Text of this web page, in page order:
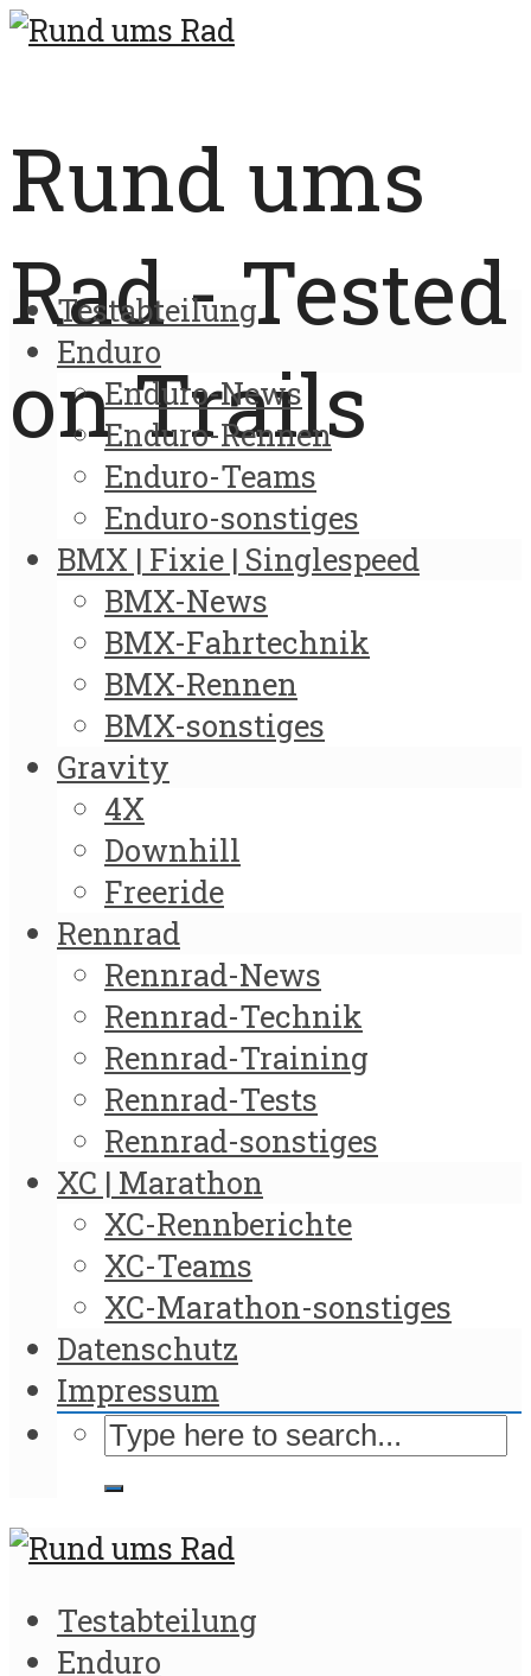
Rund ums
Rad - Tested
on Trails
Testabteilung
Enduro
Enduro-News
Enduro-Rennen
Enduro-Teams
Enduro-sonstiges
BMX | Fixie | Singlespeed
BMX-News
BMX-Fahrtechnik
BMX-Rennen
BMX-sonstiges
Gravity
4X
Downhill
Freeride
Rennrad
Rennrad-News
Rennrad-Technik
Rennrad-Training
Rennrad-Tests
Rennrad-sonstiges
XC | Marathon
XC-Rennberichte
XC-Teams
XC-Marathon-sonstiges
Datenschutz
Impressum
Testabteilung
Enduro